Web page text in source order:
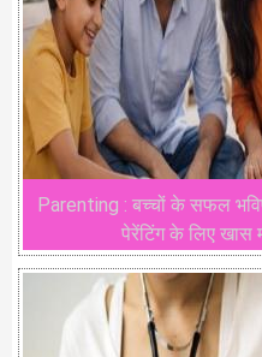
Parenting : बच्चों के सफल
पेरेंटिंग के लिए खास